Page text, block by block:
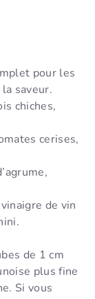
pour les
saveur.
chiches,
cerises,
de vin
de 1 cm
plus fine
Si vous